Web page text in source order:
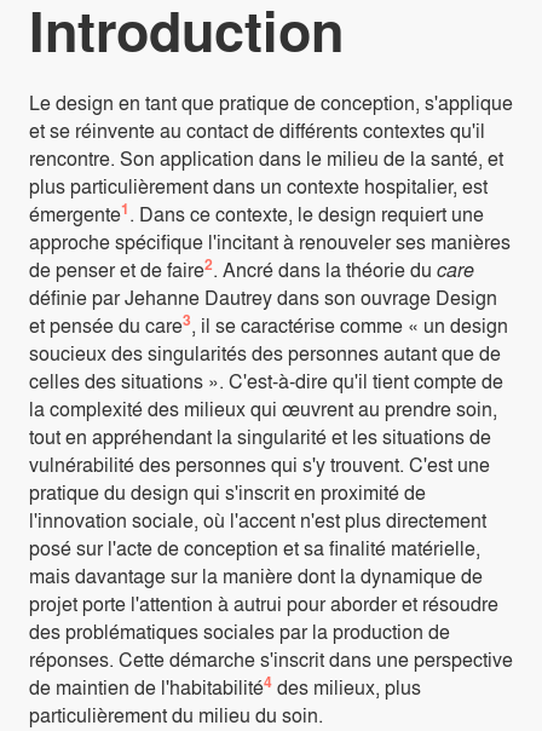
Introduction
Le design en tant que pratique de conception, s'applique
et se réinvente au contact de différents contextes qu'il
rencontre. Son application dans le milieu de la santé, et
plus particulièrement dans un contexte hospitalier, est
émergente1. Dans ce contexte, le design requiert une
approche spécifique l'incitant à renouveler ses manières
de penser et de faire2. Ancré dans la théorie du care
définie par Jehanne Dautrey dans son ouvrage Design
et pensée du care3, il se caractérise comme « un design
soucieux des singularités des personnes autant que de
celles des situations ». C'est-à-dire qu'il tient compte de
la complexité des milieux qui œuvrent au prendre soin,
tout en appréhendant la singularité et les situations de
vulnérabilité des personnes qui s'y trouvent. C'est une
pratique du design qui s'inscrit en proximité de
l'innovation sociale, où l'accent n'est plus directement
posé sur l'acte de conception et sa finalité matérielle,
mais davantage sur la manière dont la dynamique de
projet porte l'attention à autrui pour aborder et résoudre
des problématiques sociales par la production de
réponses. Cette démarche s'inscrit dans une perspective
de maintien de l'habitabilité4 des milieux, plus
particulièrement du milieu du soin.